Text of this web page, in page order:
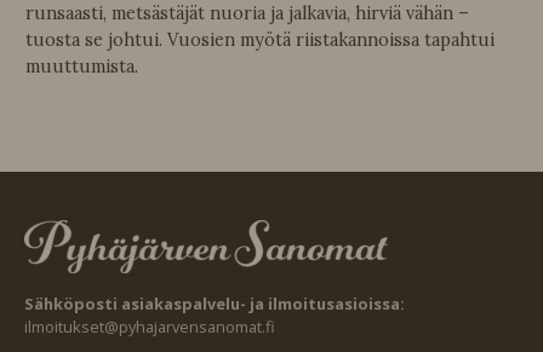
runsaasti, metsästäjät nuoria ja jalkavia, hirviä vähän –
tuosta se johtui. Vuosien myötä riistakannoissa tapahtui
muuttumista.
Sähköposti asiakaspalvelu- ja ilmoitusasioissa:
ilmoitukset@pyhajarvensanomat.fi